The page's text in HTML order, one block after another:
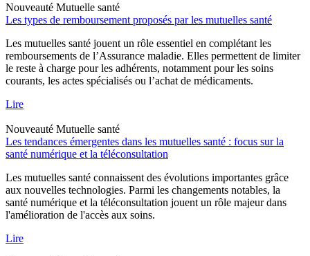
Nouveauté Mutuelle santé
Les types de remboursement proposés par les mutuelles santé
Les mutuelles santé jouent un rôle essentiel en complétant les
remboursements de l’Assurance maladie. Elles permettent de limiter
le reste à charge pour les adhérents, notamment pour les soins
courants, les actes spécialisés ou l’achat de médicaments.
Lire
Nouveauté Mutuelle santé
Les tendances émergentes dans les mutuelles santé : focus sur la
santé numérique et la téléconsultation
Les mutuelles santé connaissent des évolutions importantes grâce
aux nouvelles technologies. Parmi les changements notables, la
santé numérique et la téléconsultation jouent un rôle majeur dans
l'amélioration de l'accès aux soins.
Lire